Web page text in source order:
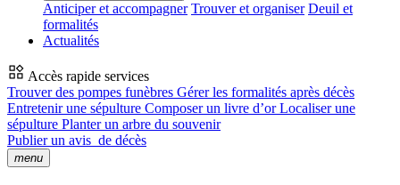
Anticiper et accompagner Trouver et organiser Deuil et
formalités
Actualités
Accès rapide services
Trouver des pompes funèbres Gérer les formalités après décès
Entretenir une sépulture Composer un livre d’orLocaliser une
sépulture Planter un arbre du souvenir
Publier un avis de décès
menu